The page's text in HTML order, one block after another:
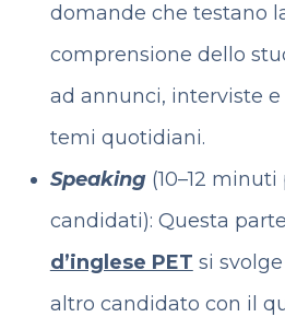
domande che testano
comprensione dello
ad annunci, interviste e
temi quotidiani.
Speaking (10–12
candidati): Questa
d’inglese PET si
altro candidato con il